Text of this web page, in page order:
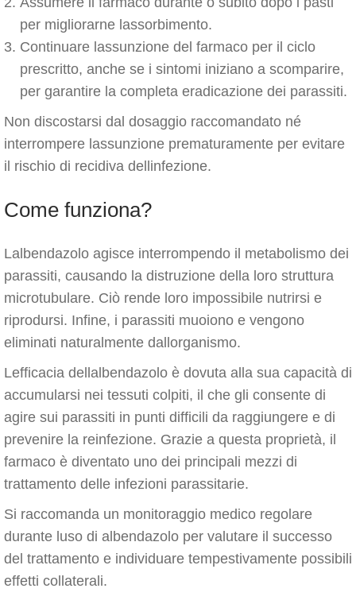
per migliorarne lassorbimento.
Continuare lassunzione del farmaco per il ciclo
prescritto, anche se i sintomi iniziano a scomparire,
per garantire la completa eradicazione dei parassiti.
Non discostarsi dal dosaggio raccomandato né
interrompere lassunzione prematuramente per evitare
il rischio di recidiva dellinfezione.
Come funziona?
Lalbendazolo agisce interrompendo il metabolismo dei
parassiti, causando la distruzione della loro struttura
microtubulare. Ciò rende loro impossibile nutrirsi e
riprodursi. Infine, i parassiti muoiono e vengono
eliminati naturalmente dallorganismo.
Lefficacia dellalbendazolo è dovuta alla sua capacità di
accumularsi nei tessuti colpiti, il che gli consente di
agire sui parassiti in punti difficili da raggiungere e di
prevenire la reinfezione. Grazie a questa proprietà, il
farmaco è diventato uno dei principali mezzi di
trattamento delle infezioni parassitarie.
Si raccomanda un monitoraggio medico regolare
durante luso di albendazolo per valutare il successo
del trattamento e individuare tempestivamente possibili
effetti collaterali.